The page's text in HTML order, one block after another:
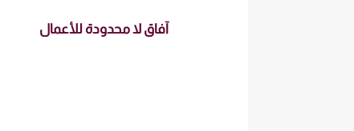
آفاق لا محدودة للأعمال